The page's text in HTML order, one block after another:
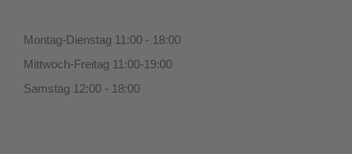
Montag-Dienstag 11:00 - 18:00
Mittwoch-Freitag 11:00-19:00
Samstag 12:00 - 18:00